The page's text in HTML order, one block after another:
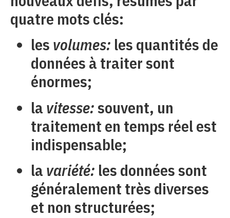
quatre mots clés:
les volumes: les quantités de
données à traiter sont
énormes;
la vitesse:souvent, un
traitement en temps réel est
indispensable;
la variété: les données sont
généralement très diverses
et non structurées;